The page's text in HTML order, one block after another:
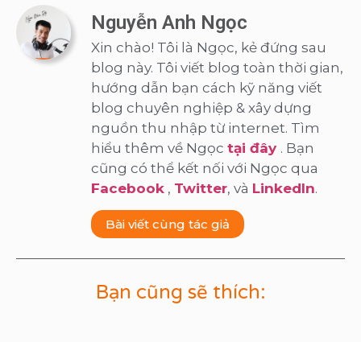
Nguyễn Anh Ngọc
Xin chào! Tôi là Ngọc, kẻ đứng sau
blog này. Tôi viết blog toàn thời gian,
hướng dẫn bạn cách kỹ năng viết
blog chuyên nghiệp & xây dựng
nguồn thu nhập từ internet. Tìm
hiểu thêm về Ngọc tại đây . Bạn
cũng có thể kết nối với Ngọc qua
Facebook , Twitter, và LinkedIn.
Bài viết cùng tác giả
Bạn cũng sẽ thích: